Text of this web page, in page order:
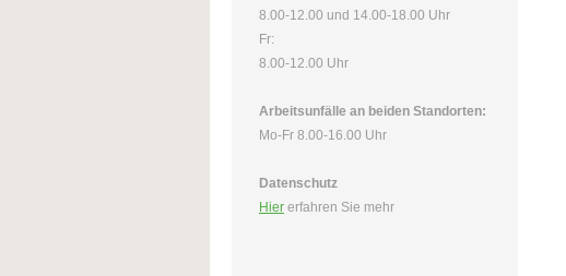
8.00-12.00 und 14.00-18.00 Uhr
Fr:
8.00-12.00 Uhr
Arbeitsunfälle an beiden Standorten:
Mo-Fr 8.00-16.00 Uhr
Datenschutz
Hier erfahren Sie mehr